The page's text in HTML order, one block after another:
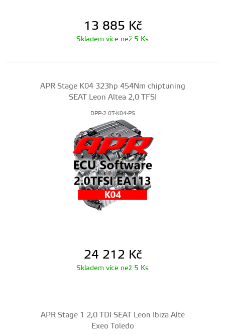
13 885 Kč
Skladem více než 5 Ks
APR Stage K04 323hp 454Nm chiptuning
SEAT Leon Altea 2,0 TFSI
DPP-2.0T-K04-PS
24 212 Kč
Skladem více než 5 Ks
APR Stage 1 2,0 TDI SEAT Leon Ibiza Alte
Exeo Toledo